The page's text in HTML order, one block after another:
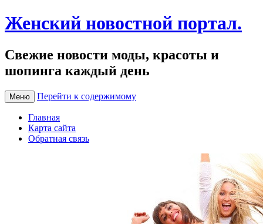
Женский новостной портал.
Свежие новости моды, красоты и
шопинга каждый день
Меню Перейти к содержимому
Главная
Карта сайта
Обратная связь